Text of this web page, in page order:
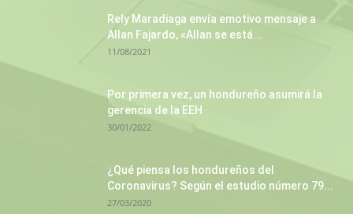
Rely Maradiaga envía emotivo mensaje a
Allan Fajardo, «Allan se está...
11/08/2021
Por primera vez, un hondureño asumirá la
gerencia de la EEH
30/01/2022
¿Qué piensa los hondureños del
Coronavirus? Según el estudio número 79...
27/03/2020